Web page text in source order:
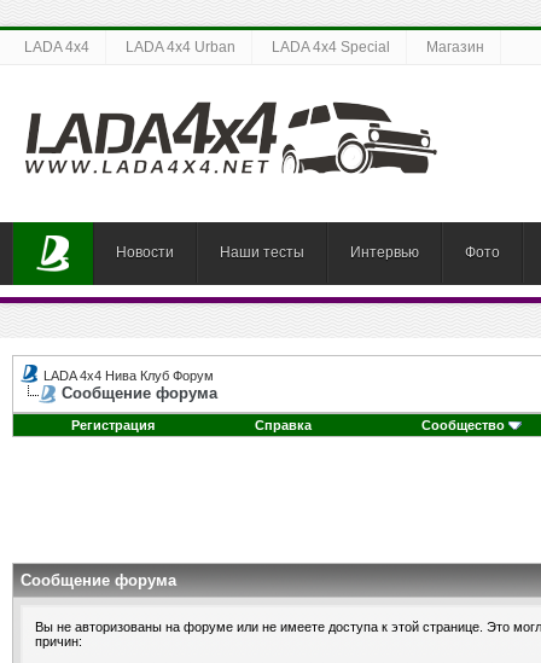
LADA 4x4 LADA 4x4 Urban LADA 4x4 Special Магазин
Новости Наши тесты Интервью Фото
LADA 4x4 Нива Клуб Форум
Сообщение форума
Регистрация Справка Сообщество
Сообщение форума
Вы не авторизованы на форуме или не имеете доступа к этой странице. Это
причин: